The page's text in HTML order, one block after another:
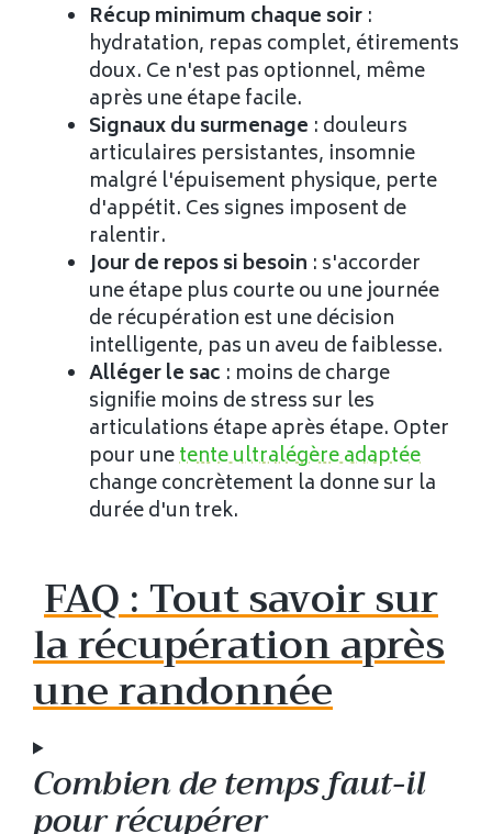
Récup minimum chaque soir :
hydratation, repas complet, étirements
doux. Ce n'est pas optionnel, même
après une étape facile.
Signaux du surmenage : douleurs
articulaires persistantes, insomnie
malgré l'épuisement physique, perte
d'appétit. Ces signes imposent de
ralentir.
Jour de repos si besoin : s'accorder
une étape plus courte ou une journée
de récupération est une décision
intelligente, pas un aveu de faiblesse.
Alléger le sac : moins de charge
signifie moins de stress sur les
articulations étape après étape. Opter
pour unetente ultralégère adaptée
change concrètement la donne sur la
durée d'un trek.
FAQ : Tout savoir sur
la récupération après
une randonnée
Combien de temps faut-il
pour récupérer